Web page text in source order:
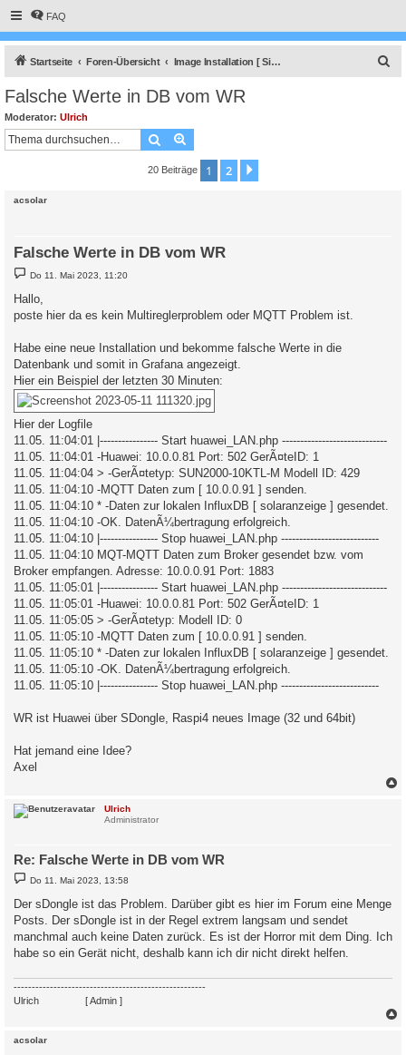
FAQ
Startseite Foren-Übersicht Image Installation [ Single-Regler Version ]
Falsche Werte in DB vom WR
Moderator: Ulrich
Suche
20 Beiträge 1 2
acsolar
Falsche Werte in DB vom WR
B
e
i
t
r
Do 11. Mai 2023, 11:20
Hallo,
poste hier da es kein Multireglerproblem oder MQTT Problem ist.
Habe eine neue Installation und bekomme falsche Werte in die
Datenbank und somit in Grafana angezeigt.
Hier ein Beispiel der letzten 30 Minuten:
Hier der Logfile
11.05. 11:04:01 |---------------- Start huawei_LAN.php -----------------------------
11.05. 11:04:01 -Huawei: 10.0.0.81 Port: 502 GerÃ¤teID: 1
11.05. 11:04:04 > -GerÃ¤tetyp: SUN2000-10KTL-M Modell ID: 429
11.05. 11:04:10 -MQTT Daten zum [ 10.0.0.91 ] senden.
11.05. 11:04:10 * -Daten zur lokalen InfluxDB [ solaranzeige ] gesendet.
11.05. 11:04:10 -OK. DatenÃ¼bertragung erfolgreich.
11.05. 11:04:10 |---------------- Stop huawei_LAN.php ---------------------------
11.05. 11:04:10 MQT-MQTT Daten zum Broker gesendet bzw. vom
Broker empfangen. Adresse: 10.0.0.91 Port: 1883
11.05. 11:05:01 |---------------- Start huawei_LAN.php -----------------------------
11.05. 11:05:01 -Huawei: 10.0.0.81 Port: 502 GerÃ¤teID: 1
11.05. 11:05:05 > -GerÃ¤tetyp: Modell ID: 0
11.05. 11:05:10 -MQTT Daten zum [ 10.0.0.91 ] senden.
11.05. 11:05:10 * -Daten zur lokalen InfluxDB [ solaranzeige ] gesendet.
11.05. 11:05:10 -OK. DatenÃ¼bertragung erfolgreich.
11.05. 11:05:10 |---------------- Stop huawei_LAN.php ---------------------------
WR ist Huawei über SDongle, Raspi4 neues Image (32 und 64bit)
Hat jemand eine Idee?
Axel
Ulrich
Administrator
Re: Falsche Werte in DB vom WR
B
e
t
r
g
Do 11. Mai 2023, 13:58
Der sDongle ist das Problem. Darüber gibt es hier im Forum eine Menge
Posts. Der sDongle ist in der Regel extrem langsam und sendet
manchmal auch keine Daten zurück. Es ist der Horror mit dem Ding. Ich
habe so ein Gerät nicht, deshalb kann ich dir nicht direkt helfen.
-----------------------------------------------------
Ulrich
[ Admin ]
acsolar